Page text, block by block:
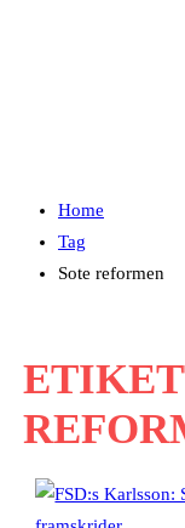
Home
Tag
Sote reformen